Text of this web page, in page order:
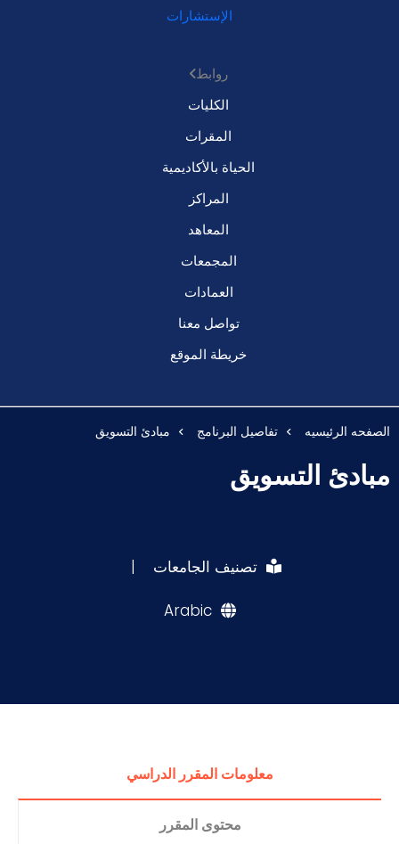
الإستشارات
روابط
الكليات
المقرات
الحياة بالأكاديمية
المراكز
المعاهد
المجمعات
العمادات
تواصل معنا
خريطة الموقع
الصفحه الرئيسيه تفاصيل البرنامج مبادئ التسويق
مبادئ التسويق
تصنيف الجامعات |
Arabic
معلومات المقرر الدراسي
محتوى المقرر